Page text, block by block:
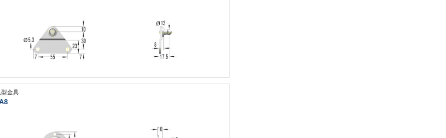
金具